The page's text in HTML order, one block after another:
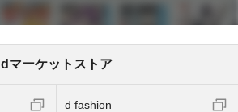
dマーケットストア
d fashion